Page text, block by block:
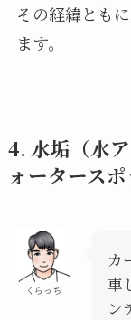
その経緯とも
ます。
4. 水垢（水
ォータース
くらっち
カ
車
ン